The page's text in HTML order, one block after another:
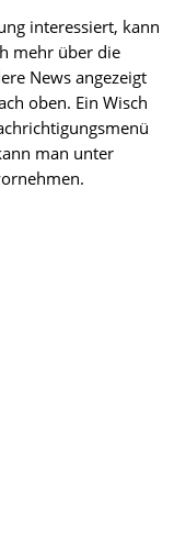
interessiert, kann
mehr über die
News angezeigt
oben. Ein Wisch
man unter